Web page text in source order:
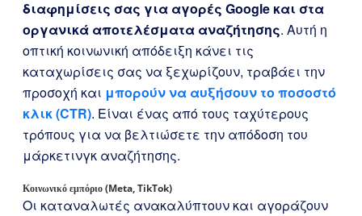
διαφημίσεις σας για αγορές Google και στα
οργανικά αποτελέσματα αναζήτησης. Αυτή η
οπτική κοινωνική απόδειξη κάνει τις
καταχωρίσεις σας να ξεχωρίζουν, τραβάει την
προσοχή και μπορούν να αυξήσουν το ποσοστό
κλικ (CTR). Είναι ένας από τους ταχύτερους
τρόπους για να βελτιώσετε την απόδοση του
μάρκετινγκ αναζήτησης.
Κοινωνικό εμπόριο (Meta, TikTok)
Οι καταναλωτές ανακαλύπτουν και αγοράζουν